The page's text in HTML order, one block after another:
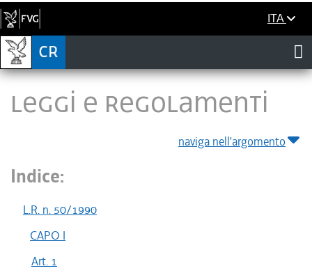
ITA
LEGGI E REGOLAMENTI
naviga nell'argomento
Indice:
L.R. n. 50/1990
CAPO I
Art. 1